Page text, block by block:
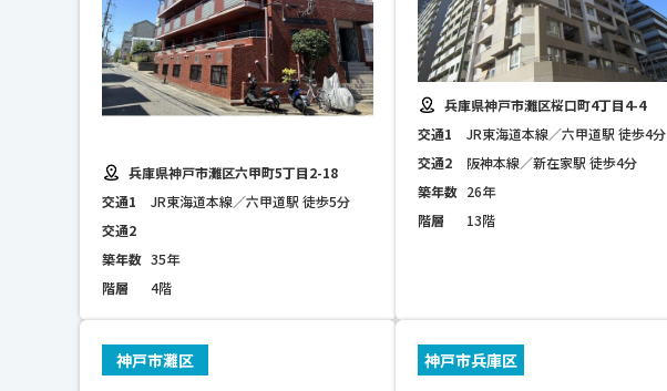
兵庫県神戸市灘区六甲町5丁目2-18
交通1
JR東海道本線／六甲道駅 徒歩5分
交通2
築年数 35年
階層
4階
兵庫県神戸市灘区桜口町4丁目4-4
交通1
JR東海道本線／六甲道駅 徒歩4分
交通2
阪神本線／新在家駅 徒歩4分
築年数 26年
階層
13階
神戸市灘区 神戸市兵庫区